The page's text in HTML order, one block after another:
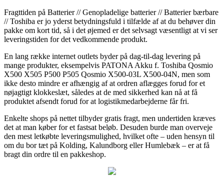
Fragttiden på Batterier // Genopladelige batterier // Batterier bærbare
// Toshiba er jo yderst betydningsfuld i tilfælde af at du behøver din
pakke om kort tid, så i det øjemed er det selvsagt væsentligt at vi ser
leveringstiden for det vedkommende produkt.
En lang række internet outlets byder på dag-til-dag levering på
mange produkter, eksempelvis PATONA Akku f. Toshiba Qosmio
X500 X505 P500 P505 Qosmio X500-03L X500-04N, men som
ikke desto mindre er afhængig af at ordren aflægges forud for et
nøjagtigt klokkeslæt, således at de med sikkerhed kan nå at få
produktet afsendt forud for at logistikmedarbejderne får fri.
Enkelte shops på nettet tilbyder gratis fragt, men undertiden kræves
det at man køber for et fastsat beløb. Desuden burde man overveje
den mest letkøbte leveringsmulighed, hvilket ofte – uden hensyn til
om du bor tæt på Kolding, Kalundborg eller Humlebæk – er at få
bragt din ordre til en pakkeshop.